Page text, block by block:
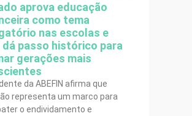
aprova educação
como tema
nas escolas e
dá passo histórico para
gerações mais
da ABEFIN afirma que
representa um marco para
o endividamento e